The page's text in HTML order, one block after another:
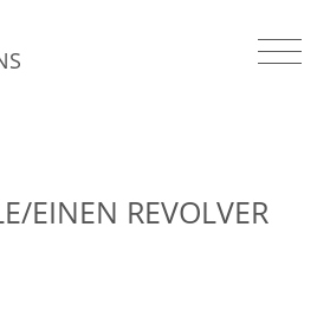
EINEN REVOLVER